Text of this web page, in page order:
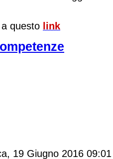
questo link
19 Giugno 2016 09:01